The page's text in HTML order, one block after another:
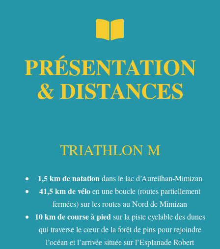
PRÉSENTATION
& DISTANCES
TRIATHLON M
1,5 km de natation dans le lac d’Aureilhan-Mimizan
41,5 km de véloen une boucle (routes partiellement
fermées) sur les routes au Nord de Mimizan
10 km de course à pied sur la piste cyclable des dunes
qui traverse le cœur de la forêt de pins pour rejoindre
l’océan et l’arrivée située sur l’Esplanade Robert